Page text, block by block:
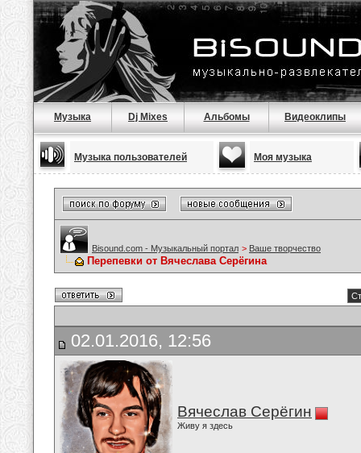
Музыка Dj Mixes Альбомы Видеоклипы
Музыка пользователей Моя музыка
Bisound.com - Музыкальный портал > Ваше творчество
Перепевки от Вячеслава Серёгина
02.01.2016, 12:56
Вячеслав Серёгин
Живу я здесь